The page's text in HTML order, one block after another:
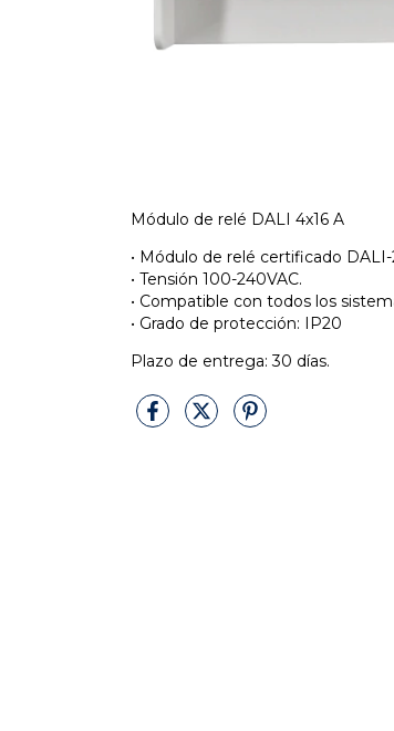
Módulo de relé DALI 4x16 A
• Módulo de relé certificado
• Tensión 100-240VAC.
• Compatible con todos los
• Grado de protección: IP20
Plazo de entrega: 30 días.